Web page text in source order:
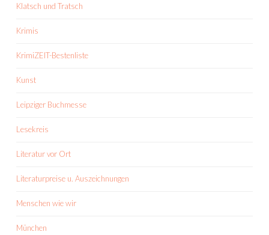
Klatsch und Tratsch
Krimis
KrimiZEIT-Bestenliste
Kunst
Leipziger Buchmesse
Lesekreis
Literatur vor Ort
Literaturpreise u. Auszeichnungen
Menschen wie wir
München